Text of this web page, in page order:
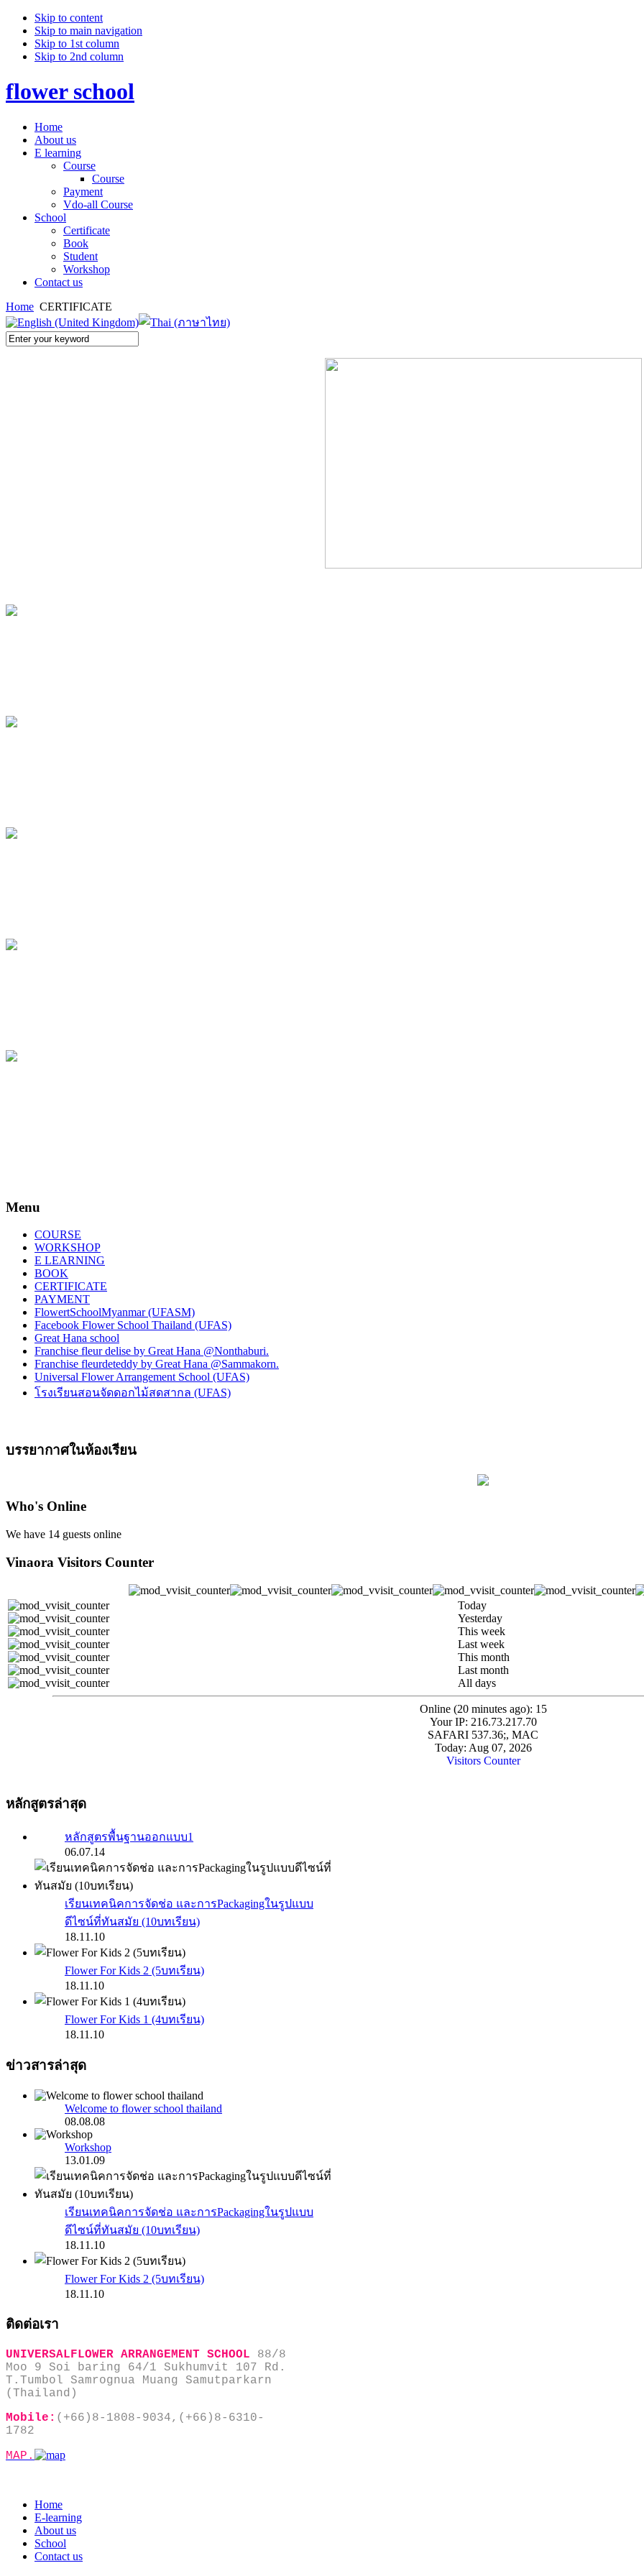
Skip to content
Skip to main navigation
Skip to 1st column
Skip to 2nd column
flower school
Home
About us
E learning
Course
Course
Payment
Vdo-all Course
School
Certificate
Book
Student
Workshop
Contact us
Home CERTIFICATE
Menu
COURSE
WORKSHOP
E LEARNING
BOOK
CERTIFICATE
PAYMENT
FlowertSchoolMyanmar (UFASM)
Facebook Flower School Thailand (UFAS)
Great Hana school
Franchise fleur delise by Great Hana @Nonthaburi.
Franchise fleurdeteddy by Great Hana @Sammakorn.
Universal Flower Arrangement School (UFAS)
โรงเรียนสอนจัดดอกไม้สดสากล (UFAS)
บรรยากาศในห้องเรียน
Who's Online
We have 14 guests online
Vinaora Visitors Counter
Today
Yesterday
This week
Last week
This month
Last month
All days
Online (20 minutes ago): 15
Your IP: 216.73.217.70
SAFARI 537.36;, MAC
Today: Aug 07, 2026
Visitors Counter
หลักสูตรล่าสุด
หลักสูตรพื้นฐานออกแบบ1
06.07.14
เรียนเทคนิคการจัดช่อ และการPackagingในรูปแบบ
ดีไซน์ที่ทันสมัย (10บทเรียน)
18.11.10
Flower For Kids 2 (5บทเรียน)
18.11.10
Flower For Kids 1 (4บทเรียน)
18.11.10
ข่าวสารล่าสุด
Welcome to flower school thailand
08.08.08
Workshop
13.01.09
เรียนเทคนิคการจัดช่อ และการPackagingในรูปแบบ
ดีไซน์ที่ทันสมัย (10บทเรียน)
18.11.10
Flower For Kids 2 (5บทเรียน)
18.11.10
ติดต่อเรา
UNIVERSALFLOWER ARRANGEMENT SCHOOL
88/8
Moo 9 Soi baring 64/1 Sukhumvit 107 Rd.
T.Tumbol Samrognua Muang Samutparkarn
(Thailand)
Mobile: (+66)8-1808-9034,(+66)8-6310-
1782
MAP.
Home
E-learning
About us
School
Contact us